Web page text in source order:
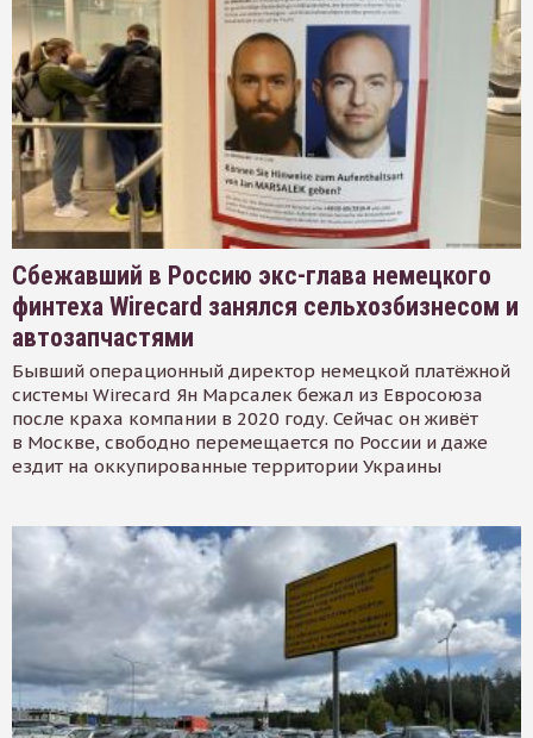
Сбежавший в Россию экс-глава немецкого
финтеха Wirecard занялся сельхозбизнесом и
автозапчастями
Бывший операционный директор немецкой платёжной
системы Wirecard Ян Марсалек бежал из Евросоюза
после краха компании в 2020 году. Сейчас он живёт
в Москве, свободно перемещается по России и даже
ездит на оккупированные территории Украины